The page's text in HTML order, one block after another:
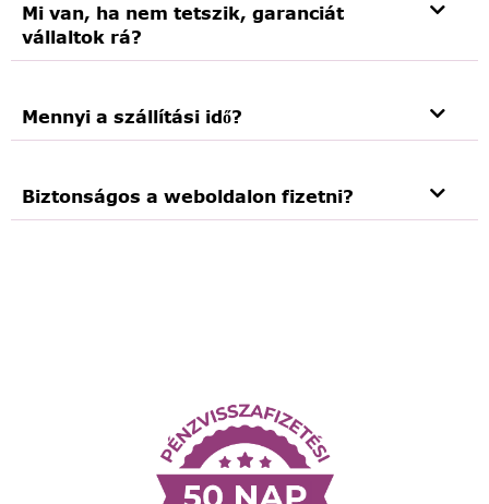
Mi van, ha nem tetszik, garanciát
vállaltok rá?
Mennyi a szállítási idő?
Biztonságos a weboldalon fizetni?